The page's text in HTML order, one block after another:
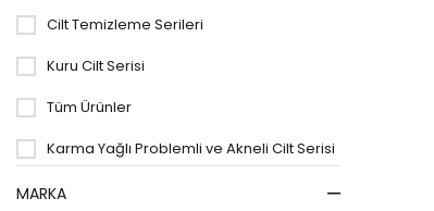
Cilt Temizleme Serileri
Kuru Cilt Serisi
Tüm Ürünler
Karma Yağlı Problemli ve Akneli Cilt Serisi
Hassas Cilt Serisi
MARKA